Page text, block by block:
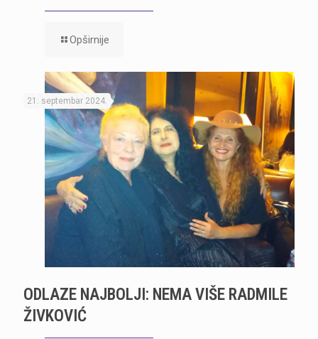
Opširnije
21. septembar 2024.
ODLAZE NAJBOLJI: NEMA VIŠE RADMILE
ŽIVKOVIĆ